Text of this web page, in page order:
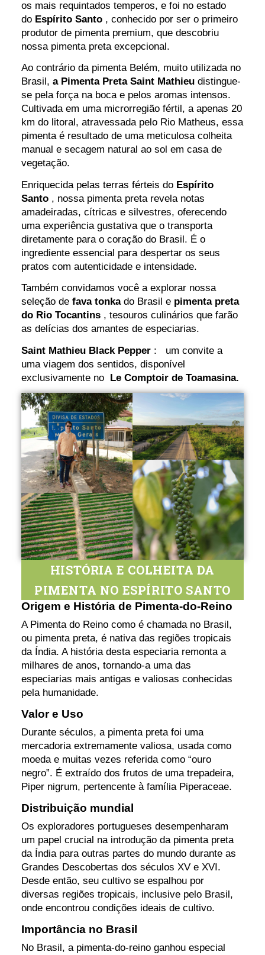
os mais requintados temperos, e foi no estado
do Espírito Santo , conhecido por ser o primeiro
produtor de pimenta premium, que descobriu
nossa pimenta preta excepcional.
Ao contrário da pimenta Belém, muito utilizada no
Brasil,a Pimenta Preta Saint Mathieu distingue-
se pela força na boca e pelos aromas intensos.
Cultivada em uma microrregião fértil, a apenas 20
km do litoral, atravessada pelo Rio Matheus, essa
pimenta é resultado de uma meticulosa colheita
manual e secagem natural ao sol em casa de
vegetação.
Enriquecida pelas terras férteis do Espírito
Santo , nossa pimenta preta revela notas
amadeiradas, cítricas e silvestres, oferecendo
uma experiência gustativa que o transporta
diretamente para o coração do Brasil. É o
ingrediente essencial para despertar os seus
pratos com autenticidade e intensidade.
Também convidamos você a explorar nossa
seleção defava tonkado Brasil e pimenta preta
do Rio Tocantins , tesouros culinários que farão
as delícias dos amantes de especiarias.
Saint Mathieu Black Pepper : um convite a
uma viagem dos sentidos, disponível
exclusivamente no Le Comptoir de Toamasina.
HISTÓRIA E COLHEITA DA
PIMENTA NO ESPÍRITO SANTO
Origem e História de Pimenta-do-Reino
A Pimenta do Reino como é chamada no Brasil,
ou pimenta preta, é nativa das regiões tropicais
da Índia. A história desta especiaria remonta a
milhares de anos, tornando-a uma das
especiarias mais antigas e valiosas conhecidas
pela humanidade.
Valor e Uso
Durante séculos, a pimenta preta foi uma
mercadoria extremamente valiosa, usada como
moeda e muitas vezes referida como “ouro
negro”. É extraído dos frutos de uma trepadeira,
Piper nigrum, pertencente à família Piperaceae.
Distribuição mundial
Os exploradores portugueses desempenharam
um papel crucial na introdução da pimenta preta
da Índia para outras partes do mundo durante as
Grandes Descobertas dos séculos XV e XVI.
Desde então, seu cultivo se espalhou por
diversas regiões tropicais, inclusive pelo Brasil,
onde encontrou condições ideais de cultivo.
Importância no Brasil
No Brasil, a pimenta-do-reino ganhou especial